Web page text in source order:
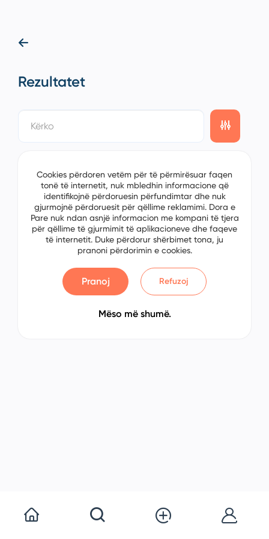
Rezultatet
Cookies përdoren vetëm për të përmirësuar faqen
tonë të internetit, nuk mbledhin informacione që
identifikojnë përdoruesin përfundimtar dhe nuk
gjurmojnë përdoruesit për qëllime reklamimi. Dora e
Pare nuk ndan asnjë informacion me kompani të tjera
për qëllime të gjurmimit të aplikacioneve dhe faqeve
të internetit. Duke përdorur shërbimet tona, ju
pranoni përdorimin e cookies.
Pranoj Refuzoj
Mëso më shumë.